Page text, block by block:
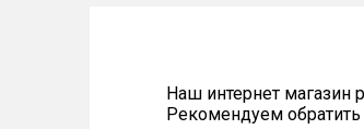
Наш интернет
Рекомендуем